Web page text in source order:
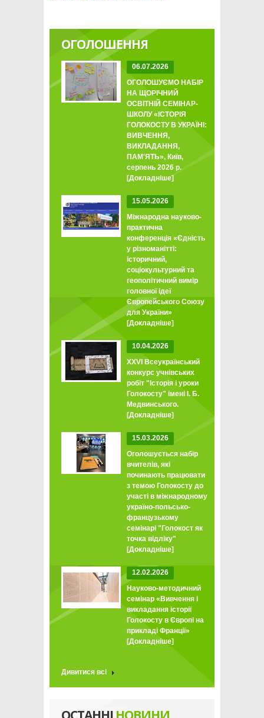
ОГОЛОШЕННЯ
06.07.2026
ОГОЛОШУЄМО НАБІР
НА ЩОРІЧНИЙ
ОСВІТНІЙ СЕМІНАР-
ШКОЛУ «ІСТОРІЯ
ГОЛОКОСТУ В УКРАЇНІ:
ВИВЧЕННЯ,
ВИКЛАДАННЯ,
ПАМ'ЯТЬ», Київ,
серпень 2026 р.
[Докладніше]
15.05.2026
Міжнародна науково-
практична
конференція «Єдність
у різноманітті:
історичний,
соціокультурний та
геополітичний вимір
головної ідеї
Європейського Союзу
для України»
[Докладніше]
10.04.2026
XXVI Всеукраїнський
конкурс учнівських
робіт "Історія і уроки
Голокосту" імені І. Б.
Медвинського.
[Докладніше]
15.03.2026
Оголошується набір
вчителів, які
починають працювати
з темою Голокосту до
участі в міжнародному
україно-польсько-
французькому
семінарі "Голокост як
точка відліку"
[Докладніше]
12.02.2026
Науково-методичний
семінар «Вивчення і
викладання історії
Голокосту в Європі на
прикладі Франції»
[Докладніше]
Дивитися всі